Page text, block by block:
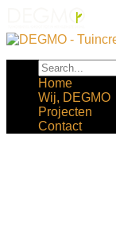
Home
Wij, DEGMO
Projecten
Contact